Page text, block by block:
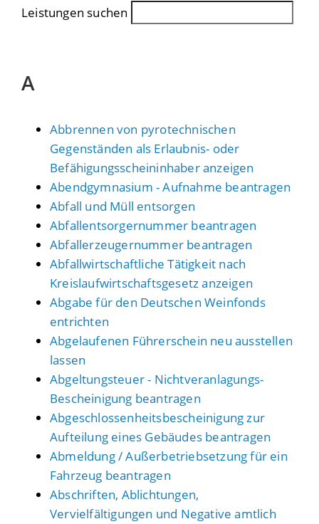
Leistungen suchen
A
Abbrennen von pyrotechnischen
Gegenständen als Erlaubnis- oder
Befähigungsscheininhaber anzeigen
Abendgymnasium - Aufnahme beantragen
Abfall und Müll entsorgen
Abfallentsorgernummer beantragen
Abfallerzeugernummer beantragen
Abfallwirtschaftliche Tätigkeit nach
Kreislaufwirtschaftsgesetz anzeigen
Abgabe für den Deutschen Weinfonds
entrichten
Abgelaufenen Führerschein neu ausstellen
lassen
Abgeltungsteuer - Nichtveranlagungs-
Bescheinigung beantragen
Abgeschlossenheitsbescheinigung zur
Aufteilung eines Gebäudes beantragen
Abmeldung / Außerbetriebsetzung für ein
Fahrzeug beantragen
Abschriften, Ablichtungen,
Vervielfältigungen und Negative amtlich